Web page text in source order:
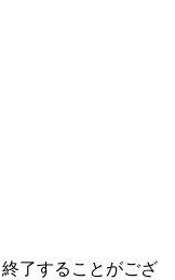
了することがござ